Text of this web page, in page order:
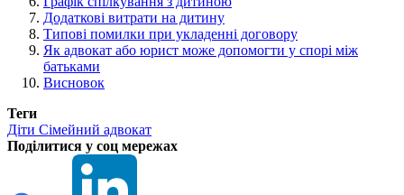
Додаткові витрати на дитину
Типові помилки при укладенні договору
Як адвокат або юрист може допомогти у спорі між
батьками
Висновок
Теги
Діти Сімейний адвокат
Поділитися у соц мережах